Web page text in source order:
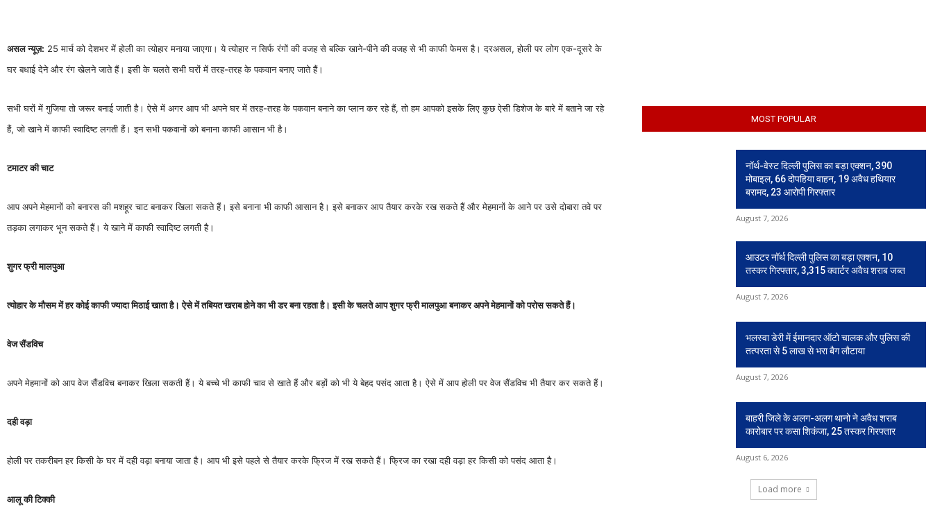
असल न्यूज़: 25 मार्च को देशभर में होली का त्योहार मनाया जाएगा। ये त्योहार न सिर्फ रंगों की वजह से बल्कि खाने-पीने की वजह से भी काफी फेमस है। दरअसल, होली पर लोग एक-दूसरे के
घर बधाई देने और रंग खेलने जाते हैं। इसी के चलते सभी घरों में तरह-तरह के पकवान बनाए जाते हैं।
सभी घरों में गुजिया तो जरूर बनाई जाती है। ऐसे में अगर आप भी अपने घर में तरह-तरह के पकवान बनाने का प्लान कर रहे हैं, तो हम आपको इसके लिए कुछ ऐसी डिशेज के बारे में बताने जा रहे
हैं, जो खाने में काफी स्वादिष्ट लगती हैं। इन सभी पकवानों को बनाना काफी आसान भी है।
टमाटर की चाट
आप अपने मेहमानों को बनारस की मशहूर चाट बनाकर खिला सकते हैं। इसे बनाना भी काफी आसान है। इसे बनाकर आप तैयार करके रख सकते हैं और मेहमानों के आने पर उसे दोबारा तवे पर
तड़का लगाकर भून सकते हैं। ये खाने में काफी स्वादिष्ट लगती है।
शुगर फ्री मालपुआ
त्योहार के मौसम में हर कोई काफी ज्यादा मिठाई खाता है। ऐसे में तबियत खराब होने का भी डर बना रहता है। इसी के चलते आप शुगर फ्री मालपुआ बनाकर अपने मेहमानों को परोस सकते हैं।
वेज सैंडविच
अपने मेहमानों को आप वेज सैंडविच बनाकर खिला सकती हैं। ये बच्चे भी काफी चाव से खाते हैं और बड़ों को भी ये बेहद पसंद आता है। ऐसे में आप होली पर वेज सैंडविच भी तैयार कर सकते हैं।
दही वड़ा
होली पर तकरीबन हर किसी के घर में दही वड़ा बनाया जाता है। आप भी इसे पहले से तैयार करके फ्रिज में रख सकते हैं। फ्रिज का रखा दही वड़ा हर किसी को पसंद आता है।
आलू की टिक्की
MOST POPULAR
नॉर्थ-वेस्ट दिल्ली पुलिस का बड़ा एक्शन, 390
मोबाइल, 66 दोपहिया वाहन, 19 अवैध हथियार
बरामद, 23 आरोपी गिरफ्तार
August 7, 2026
आउटर नॉर्थ दिल्ली पुलिस का बड़ा एक्शन, 10
तस्कर गिरफ्तार, 3,315 क्वार्टर अवैध शराब जब्त
August 7, 2026
भलस्वा डेरी में ईमानदार ऑटो चालक और पुलिस की
तत्परता से 5 लाख से भरा बैग लौटाया
August 7, 2026
बाहरी जिले के अलग-अलग थानो ने अवैध शराब
कारोबार पर कसा शिकंजा, 25 तस्कर गिरफ्तार
August 6, 2026
Load more